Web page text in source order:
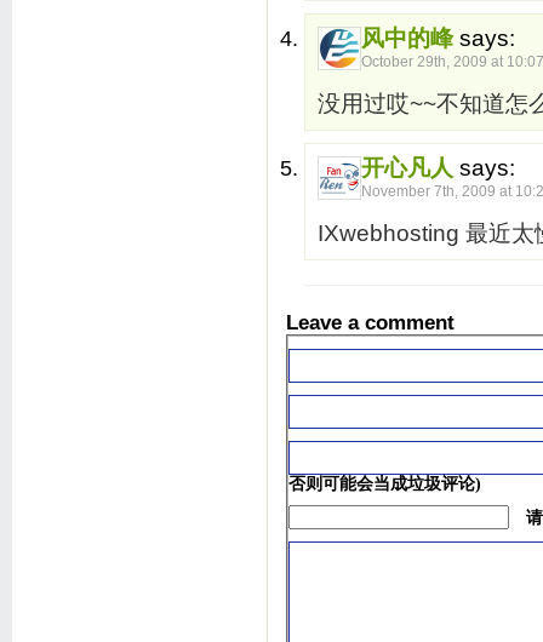
风中的峰says:
October 29th, 2009 at
没用过哎~~不知道怎
开心凡人 says:
November 7th, 2009 at
IXwebhosting 最近太
Leave a comment
否则可能会当成垃圾评论)